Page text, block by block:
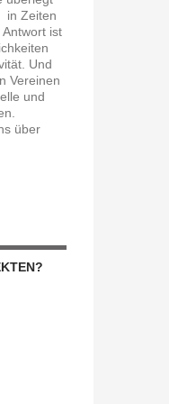
in Zeiten
ist
Und
Vereinen
und
über